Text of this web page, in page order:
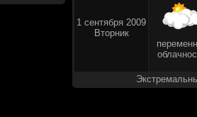
1 сентября 2009
Вторник